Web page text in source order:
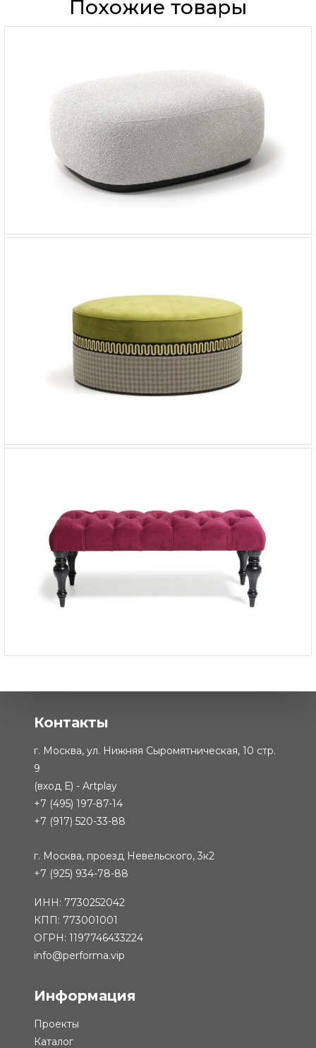
Похожие товары
Контакты
г. Москва, ул. Нижняя Сыромятническая, 10 стр.
9
(вход Е) - Artplay
+7 (495) 197-87-14
+7 (917) 520-33-88
г. Москва, проезд Невельского, 3к2
+7 (925) 934-78-88
ИНН: 7730252042
КПП: 773001001
ОГРН: 1197746433224
info@performa.vip
Информация
Проекты
Каталог